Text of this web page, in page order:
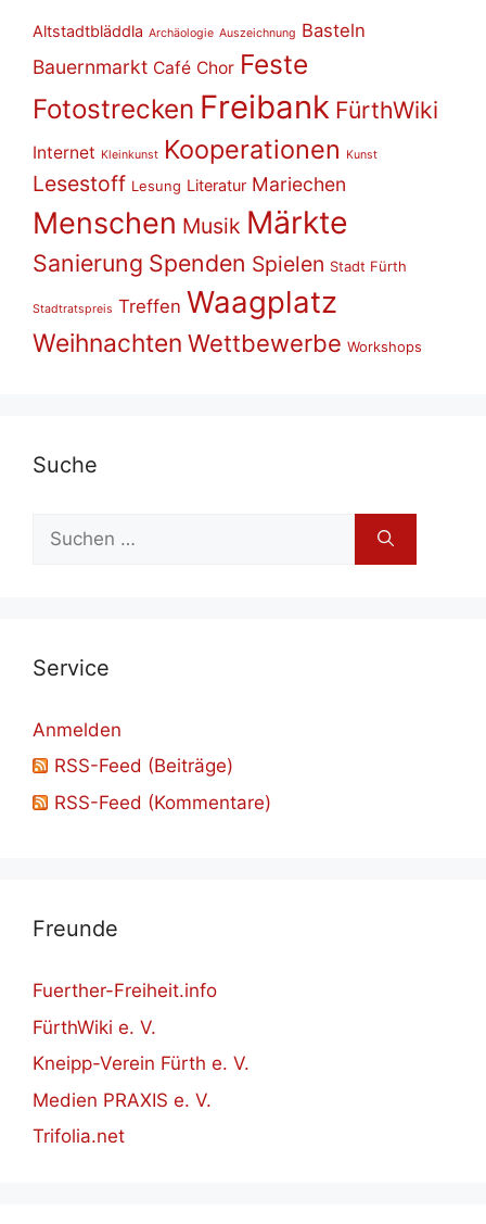
Altstadtbläddla Archäologie Auszeichnung Basteln
Bauernmarkt Café Chor Feste
Fotostrecken Freibank FürthWiki
Internet Kleinkunst Kooperationen Kunst
Lesestoff Lesung Literatur Mariechen
Menschen Musik Märkte
Sanierung Spenden Spielen Stadt Fürth
Stadtratspreis Treffen Waagplatz
Weihnachten Wettbewerbe Workshops
Su­che
nach:
Ser­vice
Anmelden
RSS-Feed (Beiträge)
RSS-Feed (Kommentare)
Freun­de
Fuerther-Freiheit.info
FürthWiki e. V.
Kneipp-Verein Fürth e. V.
Medien PRAXIS e. V.
Trifolia.net